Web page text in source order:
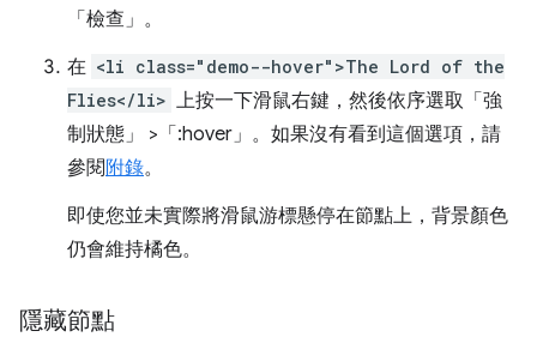
「檢查」 。
在 <li class="demo--hover">The Lord of the
Flies</li> 上按一下滑鼠右鍵，然後依序選取「強
制狀態」
>「:hover」 。如果沒有看到這個選項，請
參閱附錄。
即使您並未實際將滑鼠游標懸停在節點上，背景顏色
仍會維持橘色。
隱藏節點